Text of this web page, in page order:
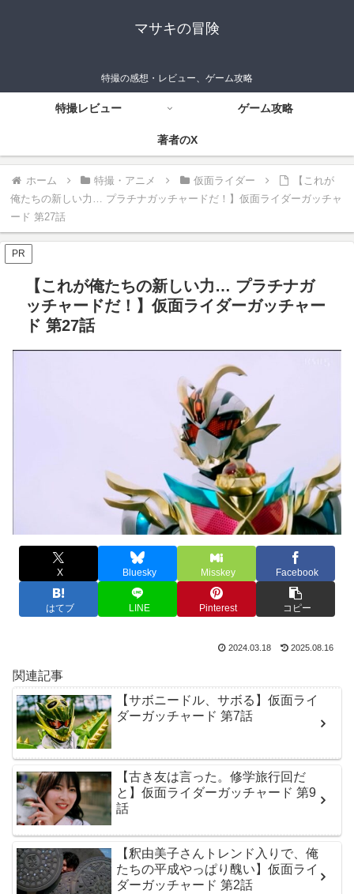
マサキの冒険
特撮の感想・レビュー、ゲーム攻略
特撮レビュー ゲーム攻略
著者のX
ホーム 特撮・アニメ 仮面ライダー
【これが
俺たちの新しい力… プラチナガッチャードだ！】仮面ライダーガッチャ
ード 第27話
PR
【これが俺たちの新しい力… プラチナガ
ッチャードだ！】仮面ライダーガッチャー
ド 第27話
X Bluesky Misskey Facebook
はてブ LINE Pinterest コピー
2024.03.18 2025.08.16
関連記事
【サボニードル、サボる】仮面ライ
ダーガッチャード 第7話
【古き友は言った。修学旅行回だ
と】仮面ライダーガッチャード 第9
話
【釈由美子さんトレンド入りで、俺
たちの平成やっぱり醜い】仮面ライ
ダーガッチャード 第2話